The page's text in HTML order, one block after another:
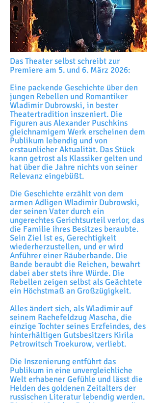
Das Theater selbst schreibt zur
Premiere am 5. und 6. März 2026:
Eine packende Geschichte über den
jungen Rebellen und Romantiker
Wladimir Dubrowski, in bester
Theatertradition inszeniert. Die
Figuren aus Alexander Puschkins
gleichnamigem Werk erscheinen dem
Publikum lebendig und von
erstaunlicher Aktualität. Das Stück
kann getrost als Klassiker gelten und
hat über die Jahre nichts von seiner
Relevanz eingebüßt.
Die Geschichte erzählt von dem
armen Adligen Wladimir Dubrowski,
der seinen Vater durch ein
ungerechtes Gerichtsurteil verlor, das
die Familie ihres Besitzes beraubte.
Sein Ziel ist es, Gerechtigkeit
wiederherzustellen, und er wird
Anführer einer Räuberbande. Die
Bande beraubt die Reichen, bewahrt
dabei aber stets ihre Würde. Die
Rebellen zeigen selbst als Geächtete
ein Höchstmaß an Großzügigkeit.
Alles ändert sich, als Wladimir auf
seinem Rachefeldzug Mascha, die
einzige Tochter seines Erzfeindes, des
hinterhältigen Gutsbesitzers Kirila
Petrowitsch Troekurow, verliebt.
Die Inszenierung entführt das
Publikum in eine unvergleichliche
Welt erhabener Gefühle und lässt die
Helden des goldenen Zeitalters der
russischen Literatur lebendig werden.